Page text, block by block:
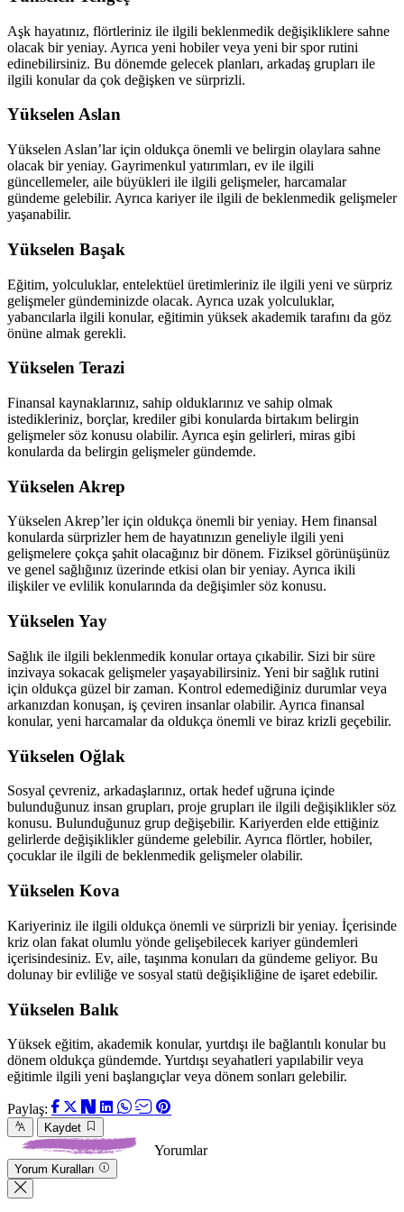
Aşk hayatınız, flörtleriniz ile ilgili beklenmedik değişikliklere sahne
olacak bir yeniay. Ayrıca yeni hobiler veya yeni bir spor rutini
edinebilirsiniz. Bu dönemde gelecek planları, arkadaş grupları ile
ilgili konular da çok değişken ve sürprizli.
Yükselen Aslan
Yükselen Aslan’lar için oldukça önemli ve belirgin olaylara sahne
olacak bir yeniay. Gayrimenkul yatırımları, ev ile ilgili
güncellemeler, aile büyükleri ile ilgili gelişmeler, harcamalar
gündeme gelebilir. Ayrıca kariyer ile ilgili de beklenmedik gelişmeler
yaşanabilir.
Yükselen Başak
Eğitim, yolculuklar, entelektüel üretimleriniz ile ilgili yeni ve sürpriz
gelişmeler gündeminizde olacak. Ayrıca uzak yolculuklar,
yabancılarla ilgili konular, eğitimin yüksek akademik tarafını da göz
önüne almak gerekli.
Yükselen Terazi
Finansal kaynaklarınız, sahip olduklarınız ve sahip olmak
istedikleriniz, borçlar, krediler gibi konularda birtakım belirgin
gelişmeler söz konusu olabilir. Ayrıca eşin gelirleri, miras gibi
konularda da belirgin gelişmeler gündemde.
Yükselen Akrep
Yükselen Akrep’ler için oldukça önemli bir yeniay. Hem finansal
konularda sürprizler hem de hayatınızın geneliyle ilgili yeni
gelişmelere çokça şahit olacağınız bir dönem. Fiziksel görünüşünüz
ve genel sağlığınız üzerinde etkisi olan bir yeniay. Ayrıca ikili
ilişkiler ve evlilik konularında da değişimler söz konusu.
Yükselen Yay
Sağlık ile ilgili beklenmedik konular ortaya çıkabilir. Sizi bir süre
inzivaya sokacak gelişmeler yaşayabilirsiniz. Yeni bir sağlık rutini
için oldukça güzel bir zaman. Kontrol edemediğiniz durumlar veya
arkanızdan konuşan, iş çeviren insanlar olabilir. Ayrıca finansal
konular, yeni harcamalar da oldukça önemli ve biraz krizli geçebilir.
Yükselen Oğlak
Sosyal çevreniz, arkadaşlarınız, ortak hedef uğruna içinde
bulunduğunuz insan grupları, proje grupları ile ilgili değişiklikler söz
konusu. Bulunduğunuz grup değişebilir. Kariyerden elde ettiğiniz
gelirlerde değişiklikler gündeme gelebilir. Ayrıca flörtler, hobiler,
çocuklar ile ilgili de beklenmedik gelişmeler olabilir.
Yükselen Kova
Kariyeriniz ile ilgili oldukça önemli ve sürprizli bir yeniay. İçerisinde
kriz olan fakat olumlu yönde gelişebilecek kariyer gündemleri
içerisindesiniz. Ev, aile, taşınma konuları da gündeme geliyor. Bu
dolunay bir evliliğe ve sosyal statü değişikliğine de işaret edebilir.
Yükselen Balık
Yüksek eğitim, akademik konular, yurtdışı ile bağlantılı konular bu
dönem oldukça gündemde. Yurtdışı seyahatleri yapılabilir veya
eğitimle ilgili yeni başlangıçlar veya dönem sonları gelebilir.
Paylaş:
Kaydet
Yorumlar
Yorum Kuralları